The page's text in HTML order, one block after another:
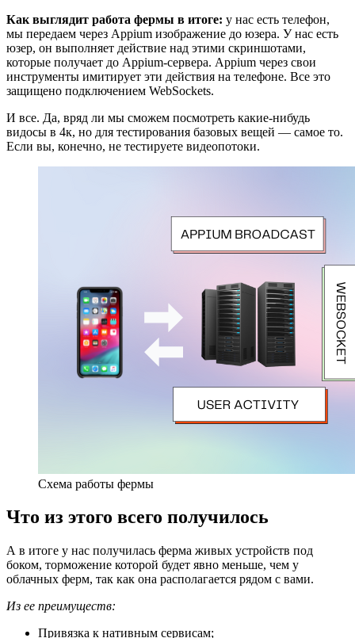
Как выглядит работа фермы в итоге: у нас есть телефон,
мы передаем через Appium изображение до юзера. У нас есть
юзер, он выполняет действие над этими скриншотами,
которые получает до Appium-сервера. Appium через свои
инструменты имитирует эти действия на телефоне. Все это
защищено подключением WebSockets.
И все. Да, вряд ли мы сможем посмотреть какие-нибудь
видосы в 4к, но для тестирования базовых вещей — самое то.
Если вы, конечно, не тестируете видеопотоки.
Схема работы фермы
Что из этого всего получилось
А в итоге у нас получилась ферма живых устройств под
боком, торможение которой будет явно меньше, чем у
облачных ферм, так как она располагается рядом с вами.
Из ее преимуществ:
Привязка к нативным сервисам;